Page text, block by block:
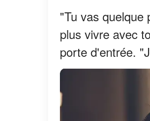
"Tu vas
plus vivre avec
porte d'entrée.